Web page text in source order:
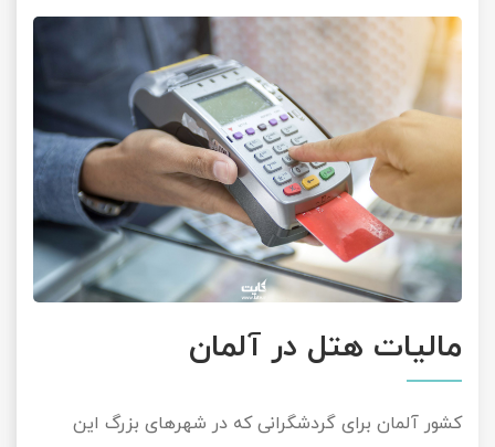
مالیات هتل در آلمان
کشور آلمان برای گردشگرانی که در شهرهای بزرگ این